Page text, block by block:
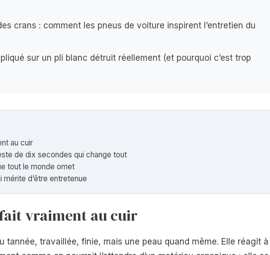
crans : comment les pneus de voiture inspirent l’entretien du
sur un pli blanc détruit réellement (et pourquoi c’est trop
au cuir
de dix secondes qui change tout
tout le monde omet
mérite d’être entretenue
vraiment au cuir
tannée, travaillée, finie, mais une peau quand même. Elle réagit